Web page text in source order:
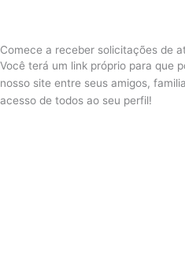
Comece a receber solicitações de
Você terá um link próprio para que
nosso site entre seus amigos,
acesso de todos ao seu perfil!